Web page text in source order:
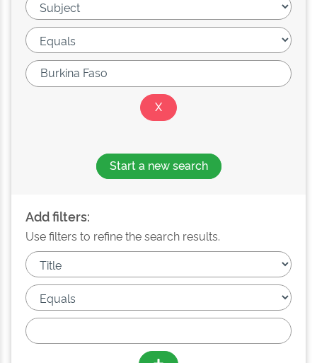
Start a new search
Add filters:
Use filters to refine the search results.